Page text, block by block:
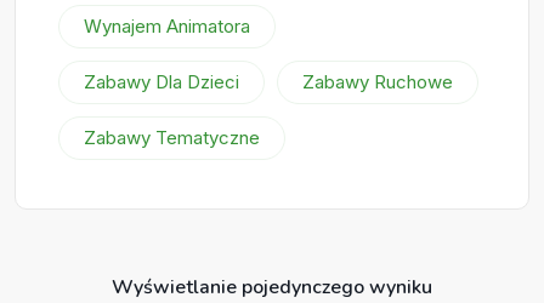
Wyświetlanie pojedynczego wyniku
Wynajem Animatora
Zabawy Dla Dzieci Zabawy Ruchowe
Zabawy Tematyczne